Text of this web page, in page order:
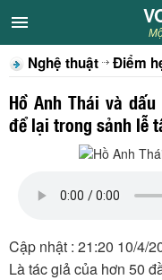
CHUYÊN MỤC
Khách VOV6
Sân khấu
Nghệ thuật Điểm
Hồ Anh Thái và
để lại trong sảnh lễ
Cập nhật : 21:20 10/4/
Là tác giả của hơn 50